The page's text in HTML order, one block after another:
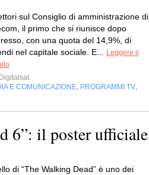
sul Consiglio di amministrazione di
il primo che si riunisce dopo
con una quota del 14,9%, di
nel capitale sociale. E...
Leggere il
Digitalsat
E COMUNICAZIONE PROGRAMMI TV
6”: il poster ufficiale
di “The Walking Dead” è uno dei